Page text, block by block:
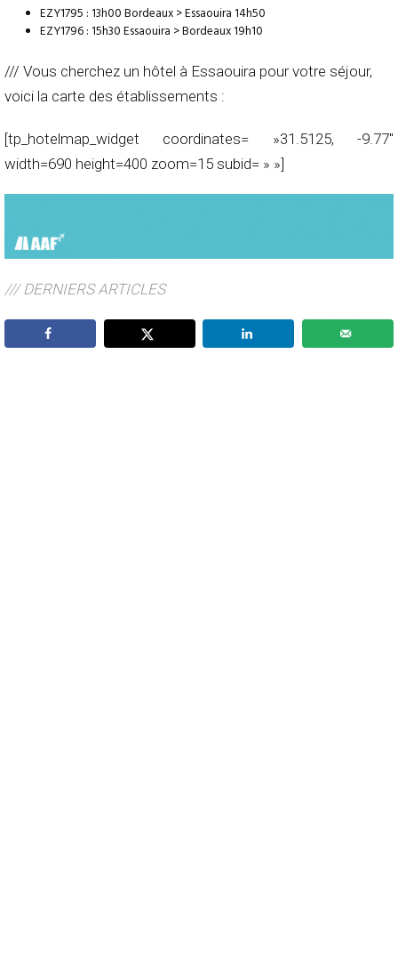
EZY1795 : 13h00 Bordeaux > Essaouira 14h50
EZY1796 : 15h30 Essaouira > Bordeaux 19h10
/// Vous cherchez un hôtel à Essaouira pour votre séjour,
voici la carte des établissements :
[tp_hotelmap_widget coordinates= »31.5125, -9.77″
width=690 height=400 zoom=15 subid= » »]
/// DERNIERS ARTICLES